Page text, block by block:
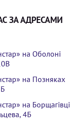
ЗА АДРЕСАМИ
на Оболоні
на Позняках
на Борщагівці
4Б